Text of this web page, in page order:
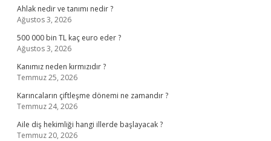
Ahlak nedir ve tanımı nedir ?
Ağustos 3, 2026
500 000 bin TL kaç euro eder ?
Ağustos 3, 2026
Kanımız neden kırmızıdır ?
Temmuz 25, 2026
Karıncaların çiftleşme dönemi ne zamandır ?
Temmuz 24, 2026
Aile diş hekimliği hangi illerde başlayacak ?
Temmuz 20, 2026